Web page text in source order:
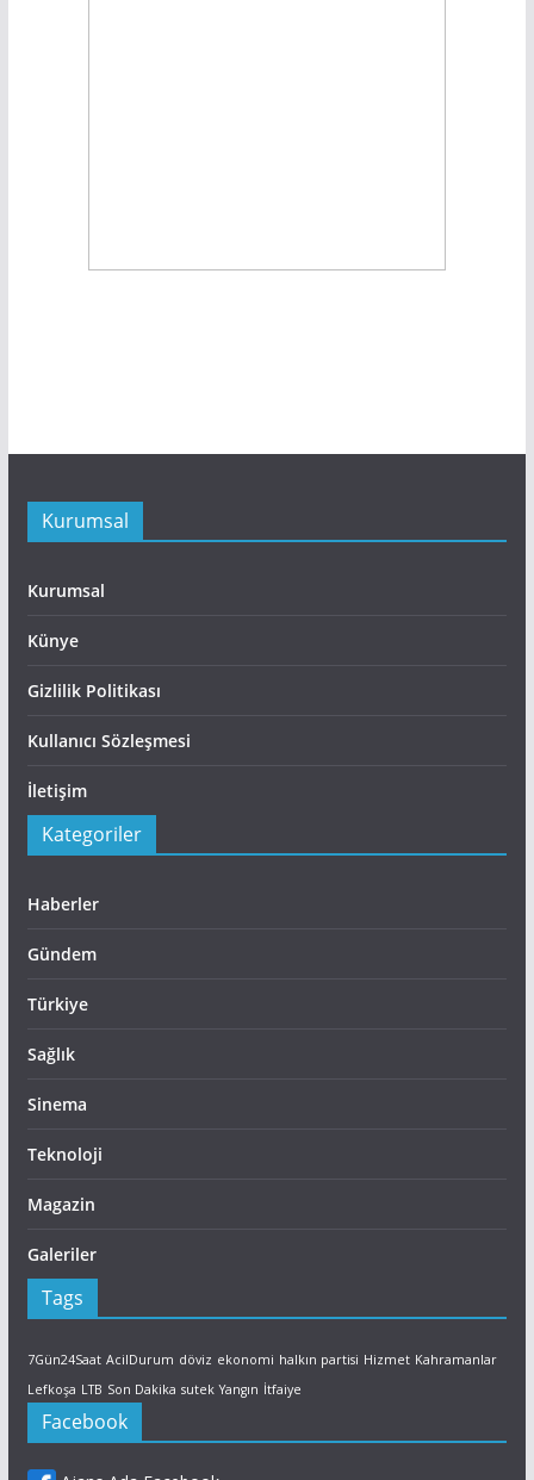
Kurumsal
Kurumsal
Künye
Gizlilik Politikası
Kullanıcı Sözleşmesi
İletişim
Kategoriler
Haberler
Gündem
Türkiye
Sağlık
Sinema
Teknoloji
Magazin
Galeriler
Tags
7Gün24Saat AcilDurum döviz ekonomi halkın partisi Hizmet Kahramanlar
Lefkoşa LTB Son Dakika sutek Yangın İtfaiye
Facebook